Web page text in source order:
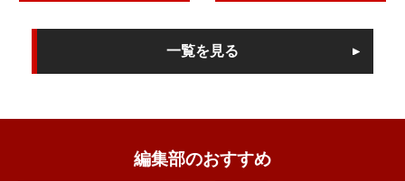
一覧を見る
編集部のおすすめ